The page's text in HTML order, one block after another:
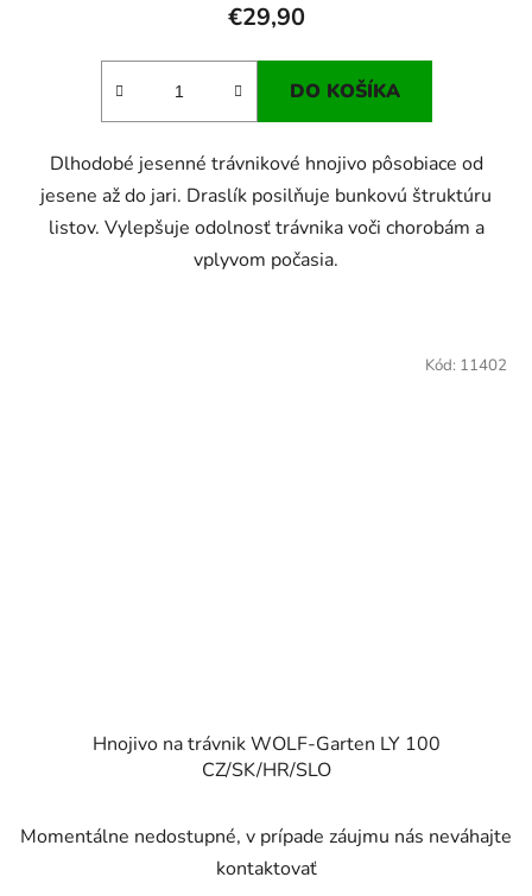
€29,90
DO KOŠÍKA
Dlhodobé jesenné trávnikové hnojivo pôsobiace od
jesene až do jari. Draslík posilňuje bunkovú štruktúru
listov. Vylepšuje odolnosť trávnika voči chorobám a
vplyvom počasia.
Hnojivo na trávnik WOLF-Garten LY 100
CZ/SK/HR/SLO
Momentálne nedostupné, v prípade záujmu nás neváhajte
kontaktovať
Kód: 11402